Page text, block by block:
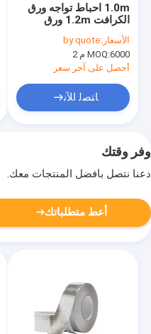
1.0m احباط تواجه ورق
الكرافت 1.2m ورق
الكرافت حاجز بخار
الأسعار:by quote
MOQ:6000 م 2
أحصل على آخر سعر
ﺎﺘﺼﻟ ﺍﻶﻧ
وفر وقتك
دعنا نتصل بأفضل المنتجات معك.
أعط متطلباتك